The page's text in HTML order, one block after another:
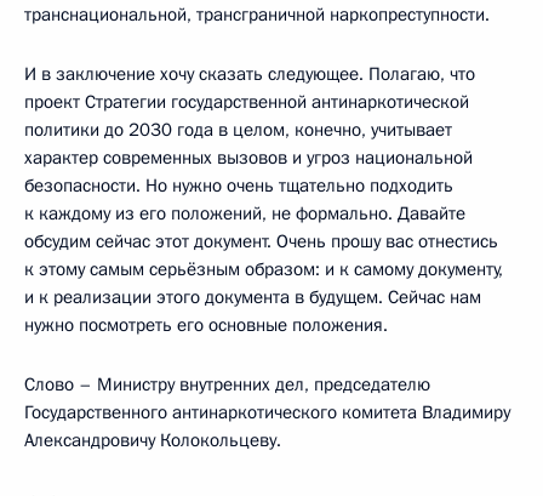
транснациональной, трансграничной наркопреступности.
И в заключение хочу сказать следующее. Полагаю, что
проект Стратегии государственной антинаркотической
политики до 2030 года в целом, конечно, учитывает
характер современных вызовов и угроз национальной
безопасности. Но нужно очень тщательно подходить
к каждому из его положений, не формально. Давайте
обсудим сейчас этот документ. Очень прошу вас отнестись
к этому самым серьёзным образом: и к самому документу,
и к реализации этого документа в будущем. Сейчас нам
нужно посмотреть его основные положения.
Слово – Министру внутренних дел, председателю
Государственного антинаркотического комитета Владимиру
Александровичу Колокольцеву.